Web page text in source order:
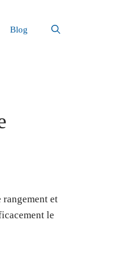
Blog
rangement et
le